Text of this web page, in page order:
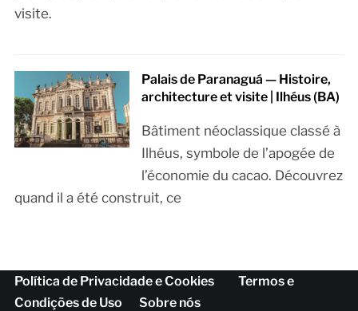
visite.
Palais de Paranaguá — Histoire,
architecture et visite | Ilhéus (BA)
Bâtiment néoclassique classé à
Ilhéus, symbole de l’apogée de
l’économie du cacao. Découvrez
quand il a été construit, ce
Política de Privacidade e Cookies
Termos e
Condições de Uso
Sobre nós